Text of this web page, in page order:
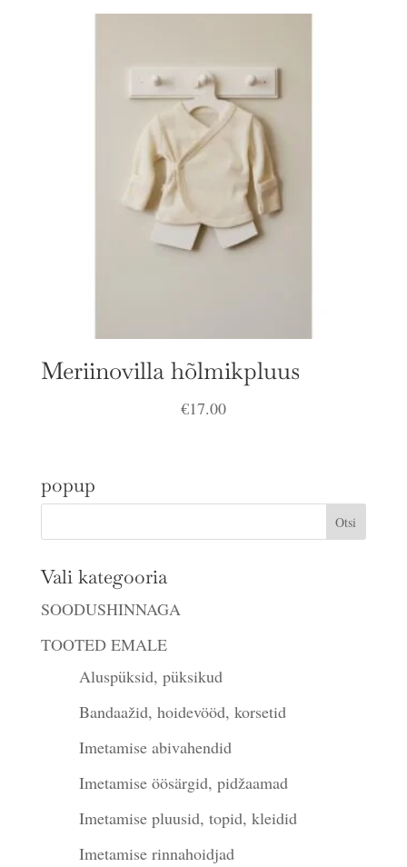
Meriinovilla hõlmikpluus
€17.00
popup
Vali kategooria
SOODUSHINNAGA
TOOTED EMALE
Aluspüksid, püksikud
Bandaažid, hoidevööd, korsetid
Imetamise abivahendid
Imetamise öösärgid, pidžaamad
Imetamise pluusid, topid, kleidid
Imetamise rinnahoidjad